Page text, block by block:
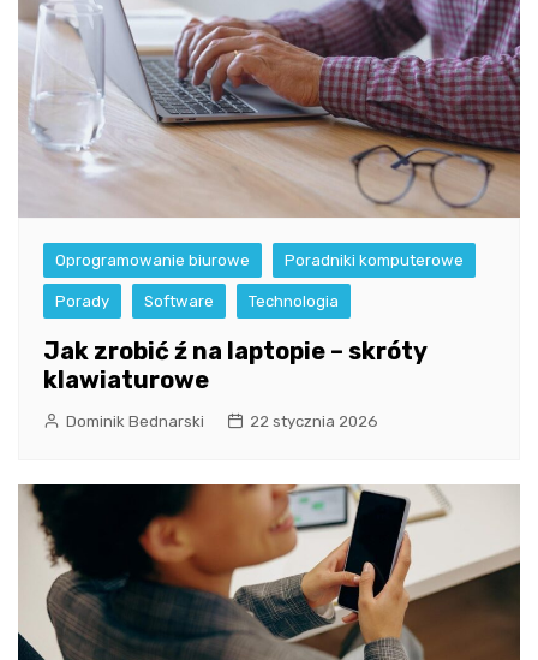
Oprogramowanie biurowe Poradniki komputerowe
Porady Software Technologia
Jak zrobić ź na laptopie – skróty
klawiaturowe
Dominik Bednarski 22 stycznia 2026